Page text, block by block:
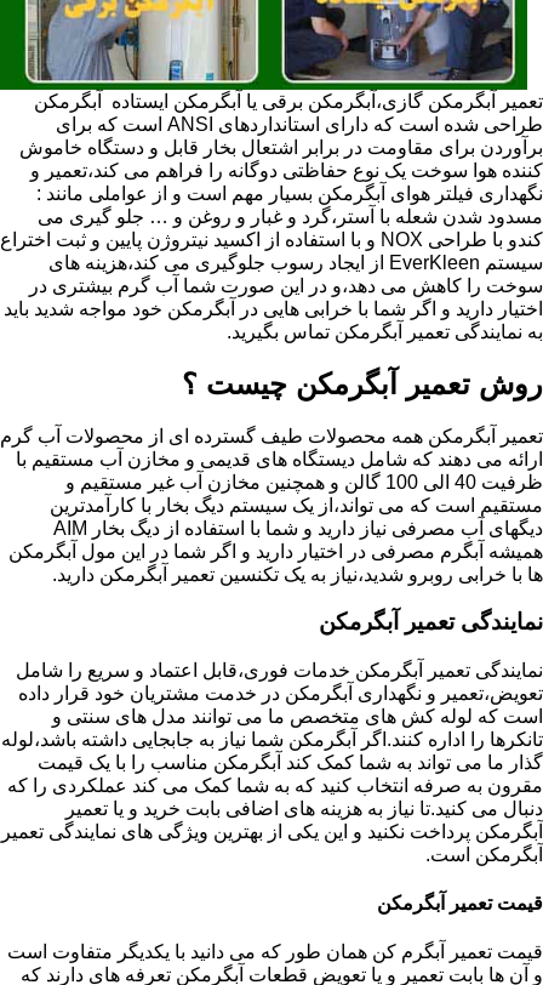
تعمیر آبگرمکن گازی،آبگرمکن برقی یا آبگرمکن ایستاده ​ آبگرمکن
طراحی شده است که دارای استانداردهای ANSI است که برای
برآوردن برای مقاومت در برابر اشتعال بخار قابل و دستگاه خاموش
کننده هوا سوخت یک نوع حفاظتی دوگانه را فراهم می کند،تعمیر و
نگهداری فیلتر هوای آبگرمکن بسیار مهم است و از عواملی مانند :
مسدود شدن شعله با آستر،گرد و غبار و روغن و … جلو گیری می
کندو با طراحی NOX و با استفاده از اکسید نیتروژن پایین و ثبت اختراع
سیستم EverKleen از ایجاد رسوب جلوگیری می کند،هزینه های
سوخت را کاهش می دهد،و در این صورت شما آب گرم بیشتری در
اختیار دارید و اگر شما با خرابی هایی در آبگرمکن خود مواجه شدید باید
به نمایندگی تعمیر آبگرمکن تماس بگیرید.
روش تعمیر آبگرمکن چیست ؟
تعمیر آبگرمکن همه محصولات طیف گسترده ای از محصولات آب گرم
ارائه می دهند که شامل دیستگاه های قدیمی و مخازن آب مستقیم با
ظرفیت 40 الی 100 گالن و همچنین مخازن آب غیر مستقیم و
مستقیم است که می تواند،از یک سیستم دیگ بخار با کارآمدترین
دیگهای آب مصرفی نیاز دارید و شما با استفاده از دیگ بخار AIM
همیشه آبگرم مصرفی در اختیار دارید و اگر شما در این مول آبگرمکن
ها با خرابی روبرو شدید،نیاز به یک تکنسین تعمیر آبگرمکن دارید.
نمایندگی تعمیر آبگرمکن
نمایندگی تعمیر آبگرمکن خدمات فوری،قابل اعتماد و سریع را شامل
تعویض،تعمیر و نگهداری آبگرمکن در خدمت مشتریان خود قرار داده
است که لوله کش های متخصص ما می توانند مدل های سنتی و
تانکرها را اداره کنند.اگر آبگرمکن شما نیاز به جابجایی داشته باشد،لوله
گذار ما می تواند به شما کمک کند آبگرمکن مناسب را با یک قیمت
مقرون به صرفه انتخاب کنید که به شما کمک می کند عملکردی را که
دنبال می کنید.تا نیاز به هزینه های اضافی بابت خرید و یا تعمیر
آبگرمکن پرداخت نکنید و این یکی از بهترین ویژگی های نمایندگی تعمیر
آبگرمکن است.
قیمت تعمیر آبگرمکن
قیمت تعمیر آبگرم کن همان طور که می دانید با یکدیگر متفاوت است
و آن ها بابت تعمیر و یا تعویض قطعات آبگرمکن تعرفه های دارند که